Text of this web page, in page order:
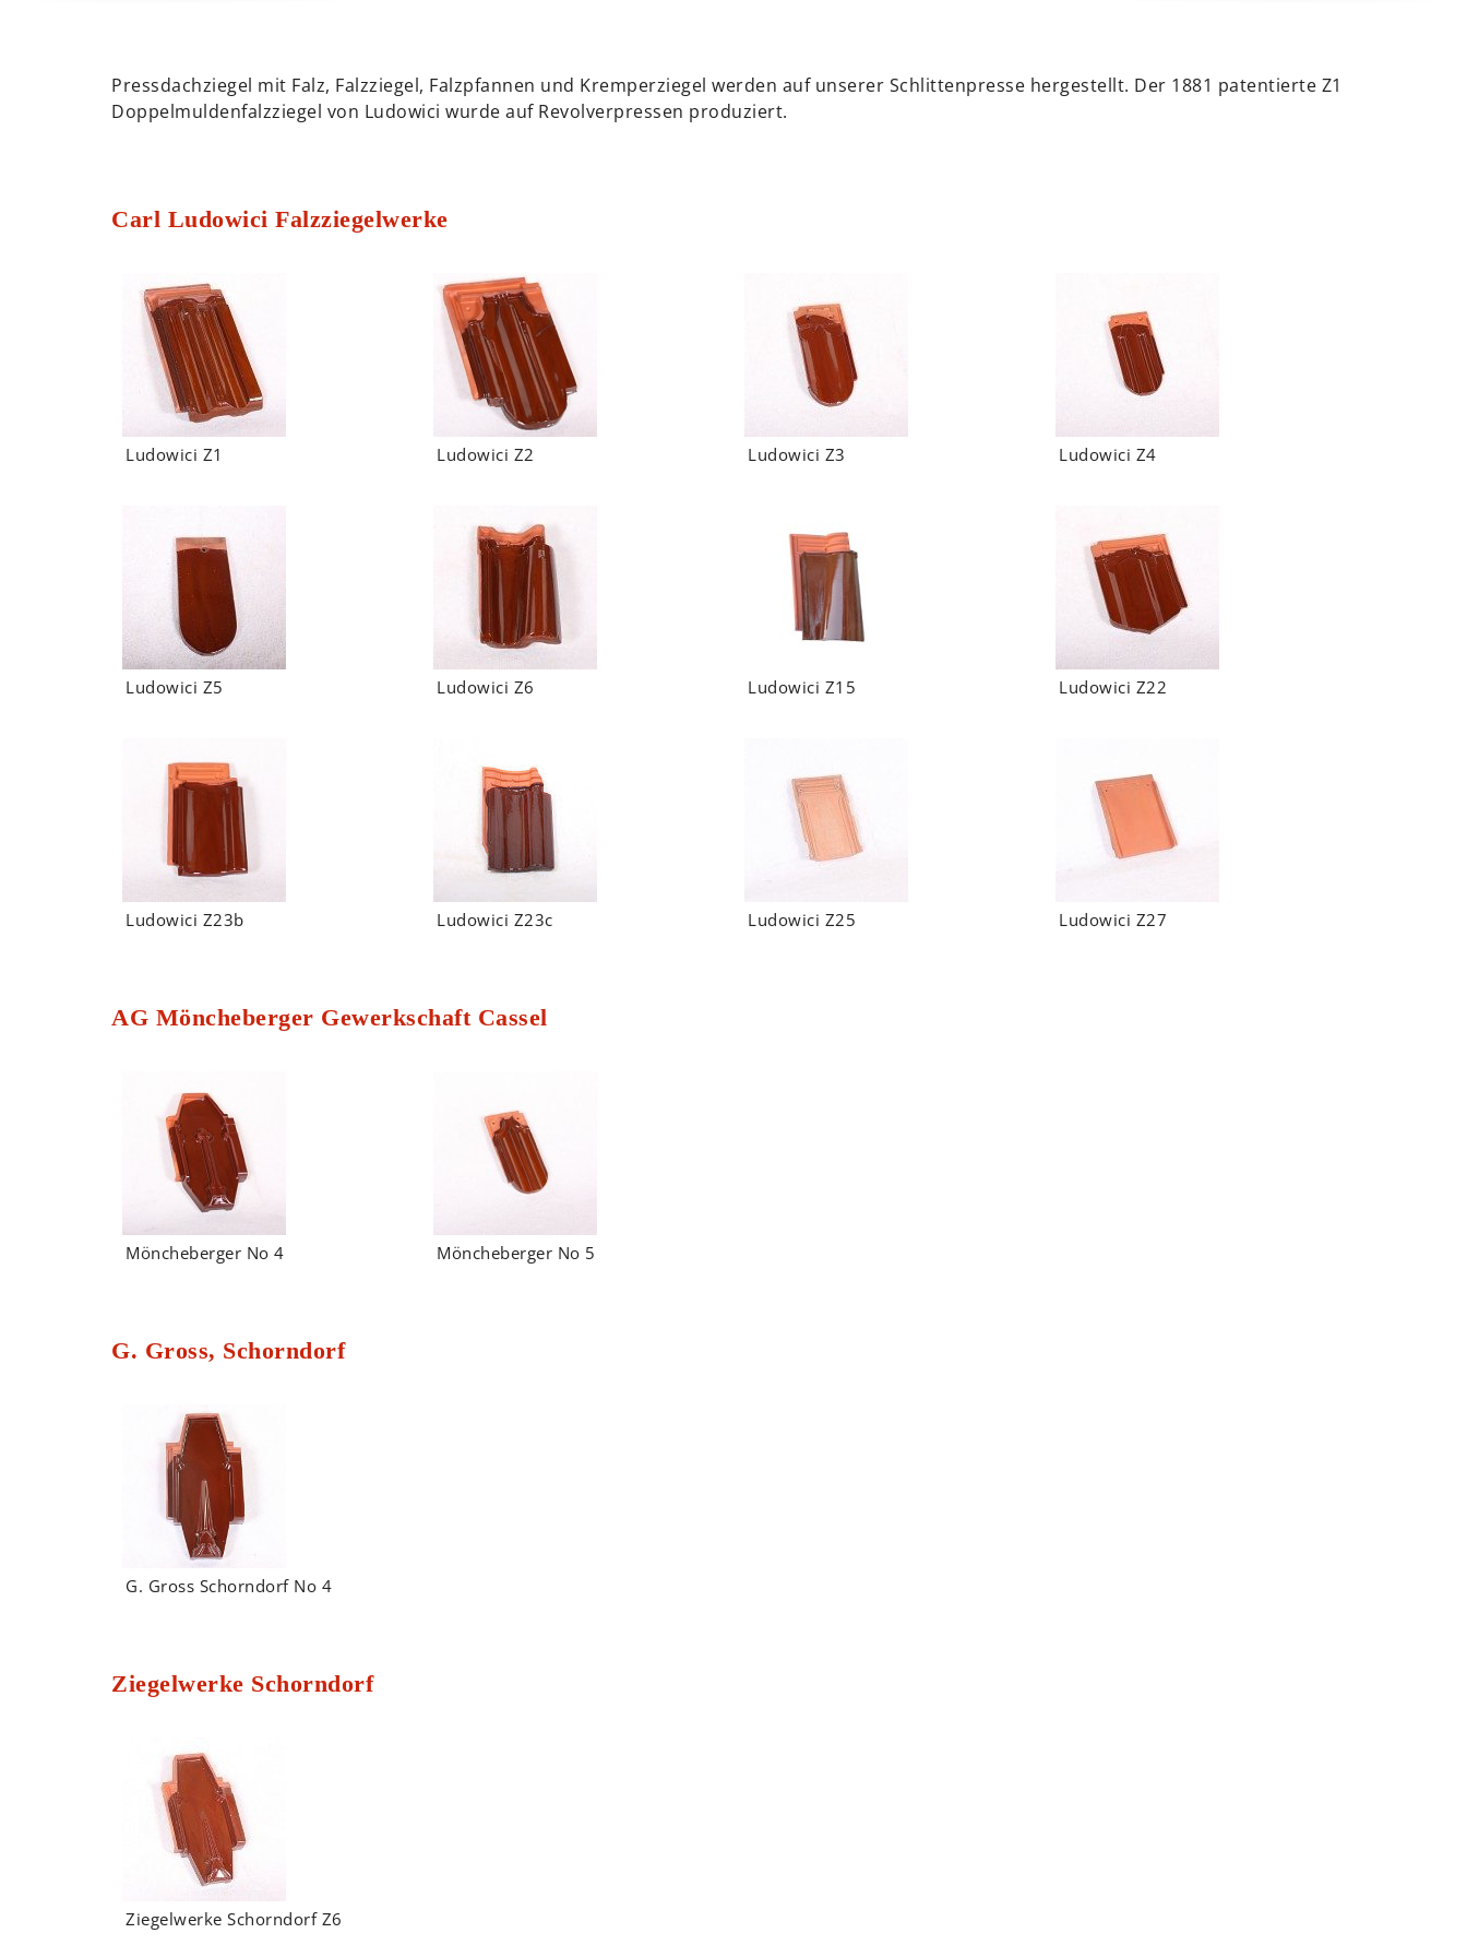
Pressdachziegel mit Falz, Falzziegel, Falzpfannen und Kremperziegel werden auf unserer Schlittenpresse hergestellt. Der 1881 patentierte Z1
Doppelmuldenfalzziegel von Ludowici wurde auf Revolverpressen produziert.
Carl Ludowici Falzziegelwerke
Ludowici Z1 Ludowici Z2 Ludowici Z3 Ludowici Z4
Ludowici Z5 Ludowici Z6 Ludowici Z15 Ludowici Z22
Ludowici Z23b Ludowici Z23c Ludowici Z25 Ludowici Z27
AG Möncheberger Gewerkschaft Cassel
Möncheberger No 4 Möncheberger No 5
G. Gross, Schorndorf
G. Gross Schorndorf No 4
Ziegelwerke Schorndorf
Ziegelwerke Schorndorf Z6